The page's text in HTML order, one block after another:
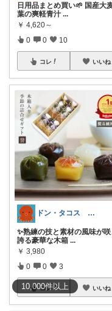
10,000件以上
日用品まとめ買い🌱 国産大
葉の爽軽青汁 ...
￥ 4,620～
0 0 10
コレ いいね
ドン・タコス 防災⚠️生活雑貨アウトドア
✨熟練の技と素材の風味が咲
誇る豪華な木箱 ...
￥ 3,980
0 0 3
コレ いいね